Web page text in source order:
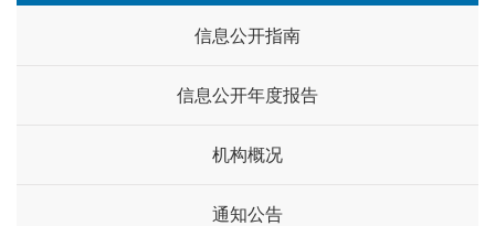
信息公开指南
信息公开年度报告
机构概况
通知公告